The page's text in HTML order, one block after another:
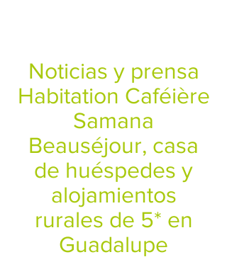
Noticias y prensa
Habitation Caféière
Samana
Beauséjour, casa
de huéspedes y
alojamientos
rurales de 5* en
Guadalupe